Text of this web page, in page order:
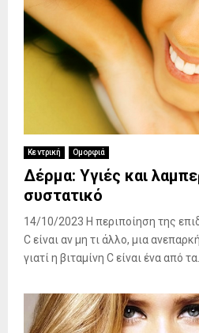
Κεντρική Ομορφιά
Δέρμα: Υγιές και
συστατικό
14/10/2023 H περιποίηση της
C είναι αν μη τι άλλο, μια
γιατί η βιταμίνη C είναι ένα από τα...